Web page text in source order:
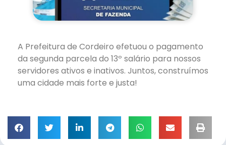
A Prefeitura de Cordeiro efetuou o pagamento
da segunda parcela do 13º salário para nossos
servidores ativos e inativos. Juntos, construímos
uma cidade mais forte e justa!